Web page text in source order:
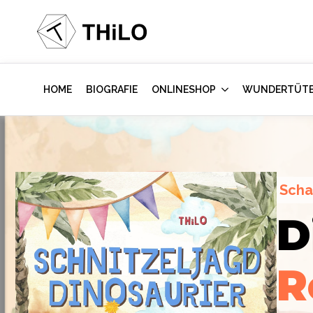
HOME BIOGRAFIE ONLINESHOP
Hollywood-
im
Escape Room (ab 8 oder 12 Jahre)
Locked-up